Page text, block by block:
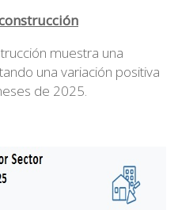
muestra una
una variación positiva
de 2025.